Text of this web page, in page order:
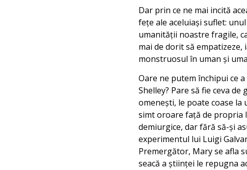
Dar prin ce ne mai incită
feţe ale aceluiaşi suflet:
umanităţii noastre fragile,
mai de dorit să
monstruosul în uman şi
Oare ne putem închipui ce
Shelley? Pare să fie ceva
omeneşti, le poate coase la
simt oroare faţă de propria
demiurgice, dar fără să-şi
experimentul lui Luigi
Premergător, Mary se afla
seacă a ştiinţei le repugna